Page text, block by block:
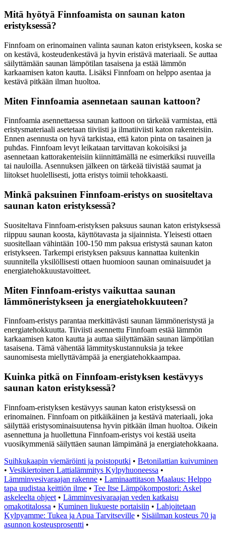
Mitä hyötyä Finnfoamista on saunan katon
eristyksessä?
Finnfoam on erinomainen valinta saunan katon eristykseen, koska se
on kestävä, kosteudenkestävä ja hyvin eristävä materiaali. Se auttaa
säilyttämään saunan lämpötilan tasaisena ja estää lämmön
karkaamisen katon kautta. Lisäksi Finnfoam on helppo asentaa ja
kestävä pitkään ilman huoltoa.
Miten Finnfoamia asennetaan saunan kattoon?
Finnfoamia asennettaessa saunan kattoon on tärkeää varmistaa, että
eristysmateriaali asetetaan tiiviisti ja ilmatiiviisti katon rakenteisiin.
Ennen asennusta on hyvä tarkistaa, että katon pinta on tasainen ja
puhdas. Finnfoam levyt leikataan tarvittavan kokoisiksi ja
asennetaan kattorakenteisiin kiinnittämällä ne esimerkiksi ruuveilla
tai nauloilla. Asennuksen jälkeen on tärkeää tiivistää saumat ja
liitokset huolellisesti, jotta eristys toimii tehokkaasti.
Minkä paksuinen Finnfoam-eristys on suositeltava
saunan katon eristyksessä?
Suositeltava Finnfoam-eristyksen paksuus saunan katon eristyksessä
riippuu saunan koosta, käyttötavasta ja sijainnista. Yleisesti ottaen
suositellaan vähintään 100-150 mm paksua eristystä saunan katon
eristykseen. Tarkempi eristyksen paksuus kannattaa kuitenkin
suunnitella yksilöllisesti ottaen huomioon saunan ominaisuudet ja
energiatehokkuustavoitteet.
Miten Finnfoam-eristys vaikuttaa saunan
lämmöneristykseen ja energiatehokkuuteen?
Finnfoam-eristys parantaa merkittävästi saunan lämmöneristystä ja
energiatehokkuutta. Tiiviisti asennettu Finnfoam estää lämmön
karkaamisen katon kautta ja auttaa säilyttämään saunan lämpötilan
tasaisena. Tämä vähentää lämmityskustannuksia ja tekee
saunomisesta miellyttävämpää ja energiatehokkaampaa.
Kuinka pitkä on Finnfoam-eristyksen kestävyys
saunan katon eristyksessä?
Finnfoam-eristyksen kestävyys saunan katon eristyksessä on
erinomainen. Finnfoam on pitkäikäinen ja kestävä materiaali, joka
säilyttää eristysominaisuutensa hyvin pitkään ilman huoltoa. Oikein
asennettuna ja huollettuna Finnfoam-eristys voi kestää useita
vuosikymmeniä säilyttäen saunan lämpimänä ja energiatehokkaana.
Suihkukaapin viemäröinti ja poistoputki • Betonilattian kuivuminen
• Vesikiertoinen Lattialämmitys Kylpyhuoneessa •
Lämminvesivaraajan rakenne • Laminaattitason Maalaus: Helppo
tapa uudistaa keittiön ilme • Tee Itse Lämpökompostori: Askel
askeleelta ohjeet • Lämminvesivaraajan veden katkaisu
omakotitalossa • Kuminen liukueste portaisiin • Lahjoitetaan
Kylpyamme: Tukea ja Apua Tarvitseville • Sisäilman kosteus 70 ja
asunnon kosteusprosentti •